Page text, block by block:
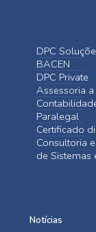
DPC
BACEN
DPC Private
Assessoria
Paralegal
Certificado
Consultoria
de Sistemas
Notícias